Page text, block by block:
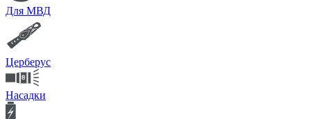
Для МВД
Церберус
Насадки